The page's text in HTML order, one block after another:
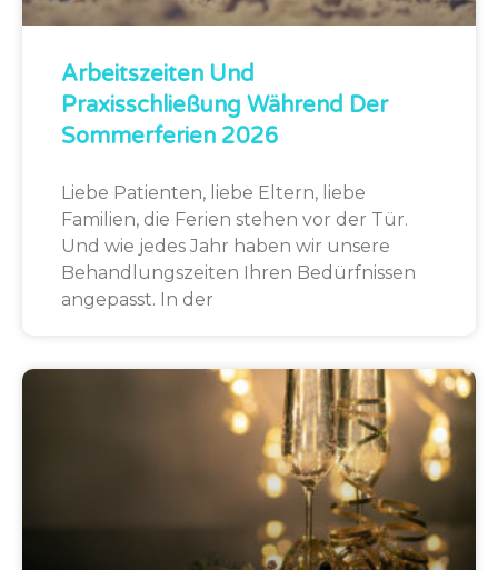
Arbeitszeiten Und
Praxisschließung Während Der
Sommerferien 2026
Liebe Patienten, liebe Eltern, liebe
Familien, die Ferien stehen vor der Tür.
Und wie jedes Jahr haben wir unsere
Behandlungszeiten Ihren Bedürfnissen
angepasst. In der